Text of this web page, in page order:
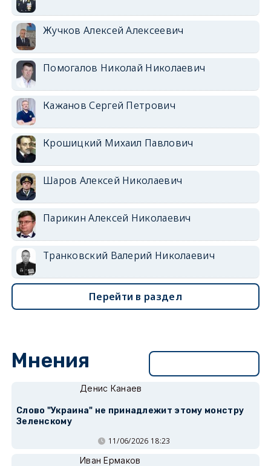
Жучков Алексей Алексеевич
Помогалов Николай Николаевич
Кажанов Сергей Петрович
Крошицкий Михаил Павлович
Шаров Алексей Николаевич
Парикин Алексей Николаевич
Транковский Валерий Николаевич
Перейти в раздел
Мнения
Денис Канаев
Слово "Украина" не принадлежит этому монстру
Зеленскому
11/06/2026 18:23
Иван Ермаков